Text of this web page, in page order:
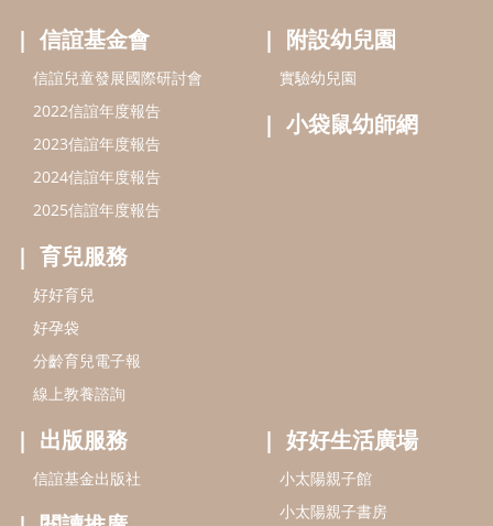
好孕袋
分齡育兒電子報
線上教養諮詢
出版服務
信誼基金出版社
閱讀推廣
Bookstart閱讀起步走
信誼幼兒文學獎
信誼兒童動畫獎
小袋鼠說故事劇團
service@hsin-yi.org.tw
信誼好好育兒
小太陽親子書房
(02)2396-5305轉2345 (週一～週五 9:00～18:00)